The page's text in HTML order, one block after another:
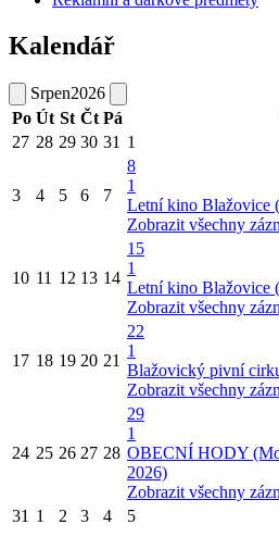
Kalendář
Srpen2026
Po Út St Čt Pá
27 28 29 30 31 1
3 4 5 6 7
8
1
Letní kino Blažovice
Zobrazit všechny
10 11 12 13 14
15
1
Letní kino Blažovice
Zobrazit všechny
17 18 19 20 21
22
1
Blažovický pivní
Zobrazit všechny
24 25 26 27 28
29
1
OBECNÍ HODY
2026)
Zobrazit všechny
31 1 2 3 4 5